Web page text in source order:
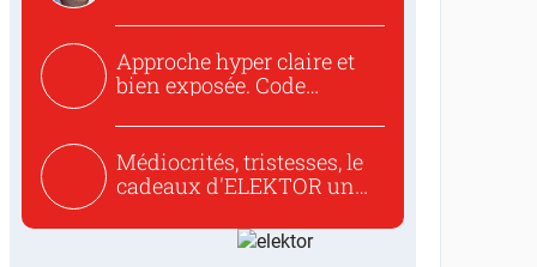
Approche hyper claire et
bien exposée. Code
Médiocrités, tristesses, le
cadeaux d'ELEKTOR un